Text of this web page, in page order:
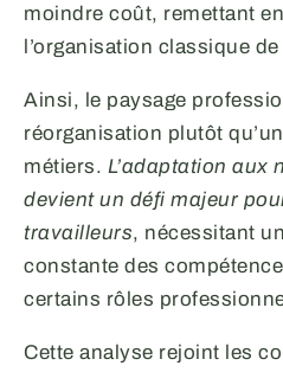
moindre coût, remettant
l’organisation classique
Ainsi, le paysage
réorganisation plutôt
métiers. L’adaptation aux
devient un défi majeur
travailleurs, nécessitant
constante des
certains rôles
Cette analyse rejoint les